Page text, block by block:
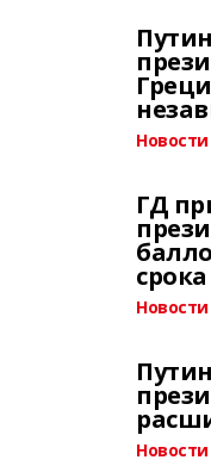
Новости
ГД
срока
Новости
Новости